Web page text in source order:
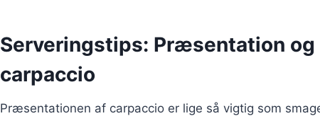
Serveringstips: Præsentation
carpaccio
Præsentationen af carpaccio er lige så vigtig som